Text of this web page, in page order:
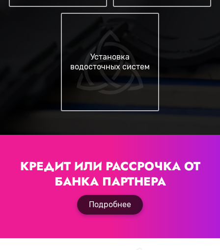
Установка
водосточных систем
КРЕДИТ ИЛИ РАССРОЧКА ОТ
БАНКА ПАРТНЕРА
Подробнее